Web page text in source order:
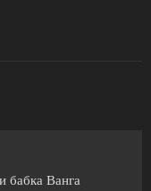
бабка Ванга